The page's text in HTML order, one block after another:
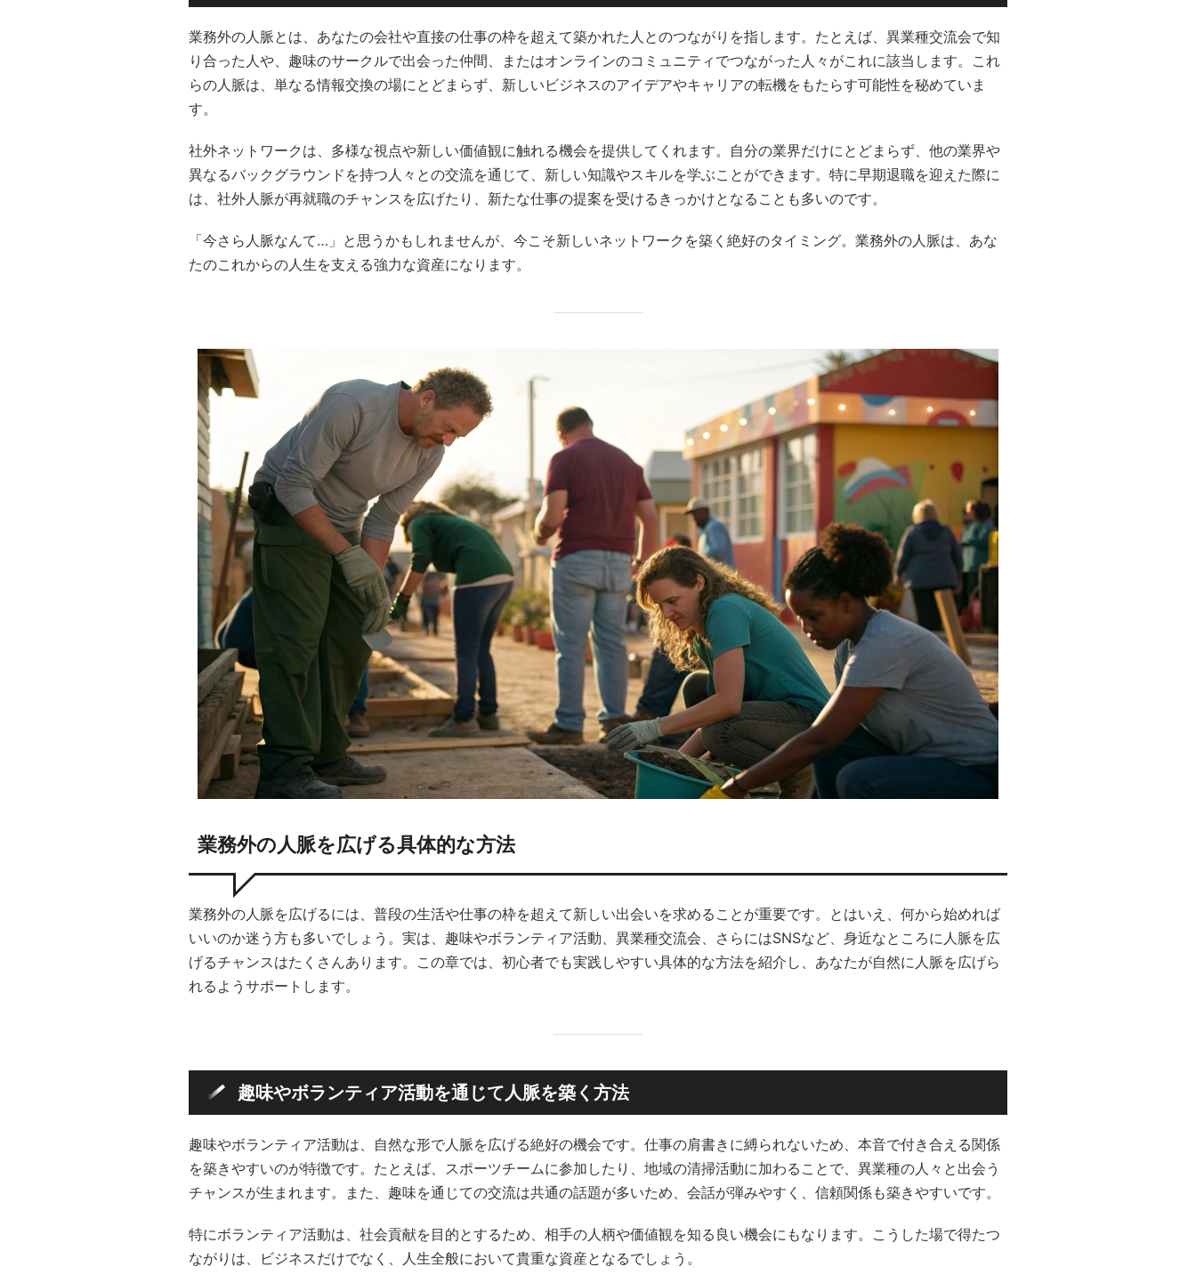
業務外の人脈とは、あなたの会社や直接の仕事の枠を超えて築かれた人とのつながりを指します。たとえば、異業種交流会で知
り合った人や、趣味のサークルで出会った仲間、またはオンラインのコミュニティでつながった人々がこれに該当します。これ
らの人脈は、単なる情報交換の場にとどまらず、新しいビジネスのアイデアやキャリアの転機をもたらす可能性を秘めていま
す。
社外ネットワークは、多様な視点や新しい価値観に触れる機会を提供してくれます。自分の業界だけにとどまらず、他の業界や
異なるバックグラウンドを持つ人々との交流を通じて、新しい知識やスキルを学ぶことができます。特に早期退職を迎えた際に
は、社外人脈が再就職のチャンスを広げたり、新たな仕事の提案を受けるきっかけとなることも多いのです。
「今さら人脈なんて…」と思うかもしれませんが、今こそ新しいネットワークを築く絶好のタイミング。業務外の人脈は、あな
たのこれからの人生を支える強力な資産になります。
業務外の人脈を広げる具体的な方法
業務外の人脈を広げるには、普段の生活や仕事の枠を超えて新しい出会いを求めることが重要です。とはいえ、何から始めれば
いいのか迷う方も多いでしょう。実は、趣味やボランティア活動、異業種交流会、さらにはSNSなど、身近なところに人脈を広
げるチャンスはたくさんあります。この章では、初心者でも実践しやすい具体的な方法を紹介し、あなたが自然に人脈を広げら
れるようサポートします。
趣味やボランティア活動を通じて人脈を築く方法
趣味やボランティア活動は、自然な形で人脈を広げる絶好の機会です。仕事の肩書きに縛られないため、本音で付き合える関係
を築きやすいのが特徴です。たとえば、スポーツチームに参加したり、地域の清掃活動に加わることで、異業種の人々と出会う
チャンスが生まれます。また、趣味を通じての交流は共通の話題が多いため、会話が弾みやすく、信頼関係も築きやすいです。
特にボランティア活動は、社会貢献を目的とするため、相手の人柄や価値観を知る良い機会にもなります。こうした場で得たつ
ながりは、ビジネスだけでなく、人生全般において貴重な資産となるでしょう。